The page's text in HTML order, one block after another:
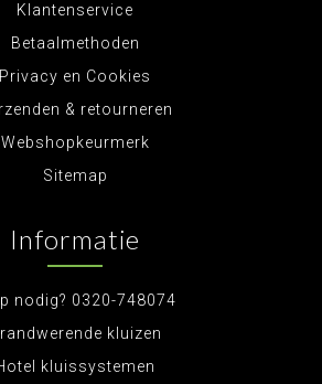
Klantenservice
Betaalmethoden
Privacy en Cookies
& retourneren
Webshopkeurmerk
Sitemap
Informatie
nodig? 0320-748074
kluizen
kluissystemen